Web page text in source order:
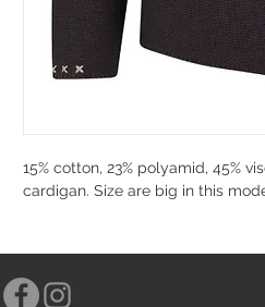
15% cotton, 23% polyamid, 45%
cardigan. Size are big in this